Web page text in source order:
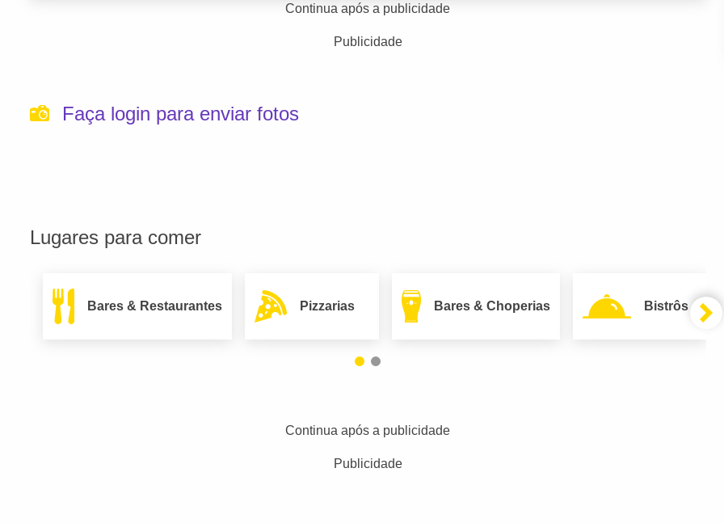
Continua após a publicidade
Publicidade
Faça login para enviar fotos
Lugares para comer
Bares & Restaurantes Pizzarias Bares & Choperias Bistrôs
Continua após a publicidade
Publicidade